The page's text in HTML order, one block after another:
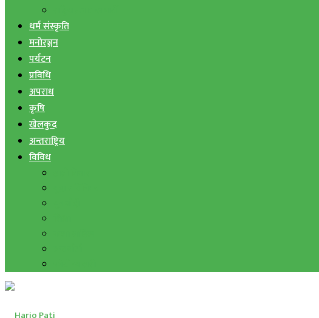
धर्म संस्कृति
मनोरञ्जन
पर्यटन
प्रविधि
अपराध
कृषि
खेलकुद
अन्तराष्ट्रिय
विविध